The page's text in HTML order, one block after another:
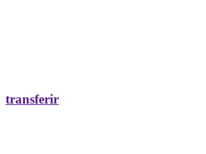
transferir